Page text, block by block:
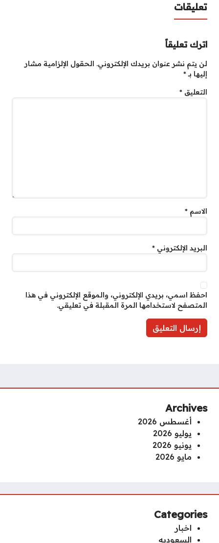
تعليقات
اترك تعليقاً
لن يتم نشر عنوان بريدك الإلكتروني. الحقول الإلزامية مشار
إليها بـ*
التعليق *
الاسم *
البريد الإلكتروني *
احفظ اسمي، بريدي الإلكتروني، والموقع الإلكتروني في هذا
المتصفح لاستخدامها المرة المقبلة في تعليقي.
Archives
أغسطس 2026
يوليو 2026
يونيو 2026
مايو 2026
Categories
اخبار
السعوديه